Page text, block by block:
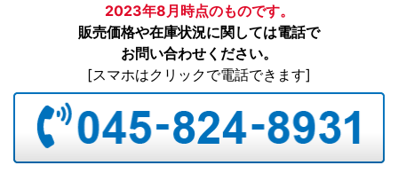
2023年8月時点のものです。
販売価格や在庫状況に関しては電話で
お問い合わせください。
[スマホはクリックで電話できます]